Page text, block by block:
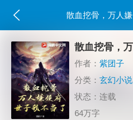
作者：紫团子
分类：玄幻小说
状态：连载
64万字